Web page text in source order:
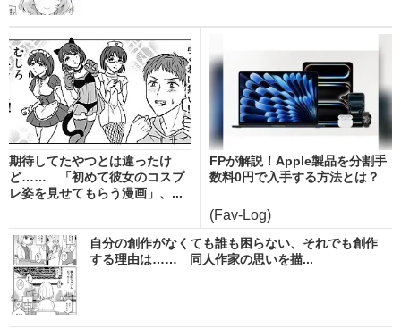
期待してたやつとは違ったけ
ど…… 「初めて彼女のコスプ
レ姿を見せてもらう漫画」、...
FPが解説！Apple製品を分割手
数料0円で入手する方法とは？
(Fav-Log)
自分の創作がなくても誰も困らない、それでも創作
する理由は…… 同人作家の思いを描...